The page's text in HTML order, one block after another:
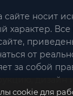
носит
характер.
от
за собой
дизайн и
cookie для